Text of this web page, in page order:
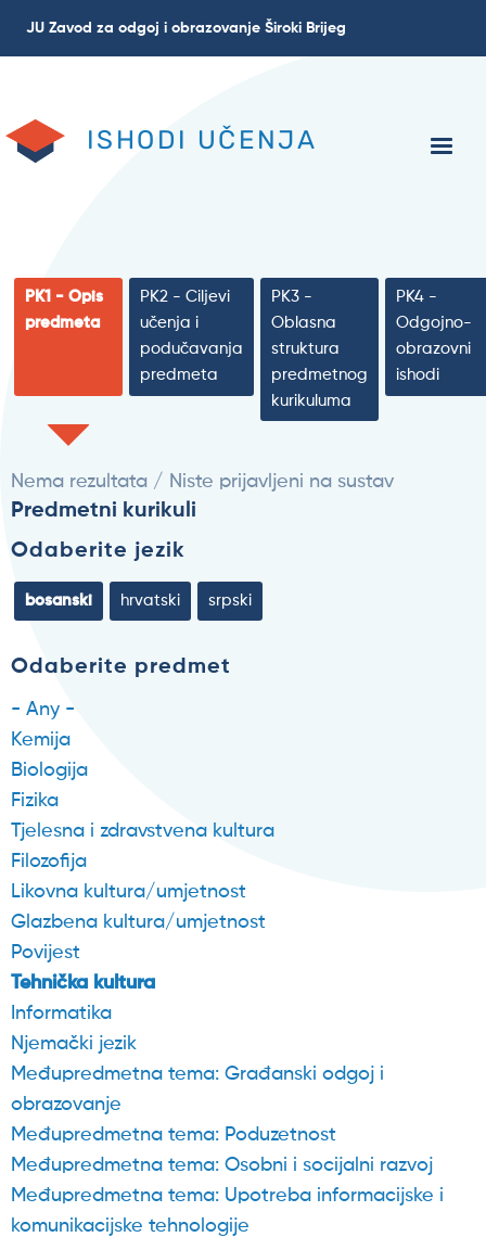
JU Zavod za odgoj i obrazovanje Široki Brijeg
ISHODI UČENJA
PK1 - Opis
predmeta
PK2 - Ciljevi
učenja i
podučavanja
predmeta
PK3 -
Oblasna
struktura
predmetnog
kurikuluma
PK4 -
Odgojno-
obrazovni
ishodi
Nema rezultata / Niste prijavljeni na sustav
Predmetni kurikuli
Odaberite jezik
bosanski hrvatski srpski
Odaberite predmet
- Any -
Kemija
Biologija
Fizika
Tjelesna i zdravstvena kultura
Filozofija
Likovna kultura/umjetnost
Glazbena kultura/umjetnost
Povijest
Tehnička kultura
Informatika
Njemački jezik
Međupredmetna tema: Građanski odgoj i
obrazovanje
Međupredmetna tema: Poduzetnost
Međupredmetna tema: Osobni i socijalni razvoj
Međupredmetna tema: Upotreba informacijske i
komunikacijske tehnologije